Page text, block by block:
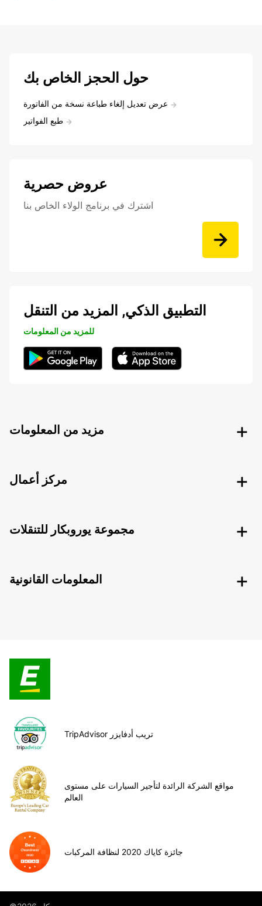
حول الحجز الخاص بك
عرض تعديل إلغاء طباعة نسخة من الفاتورة
طبع الفواتير
عروض حصرية
اشترك في برنامج الولاء الخاص بنا
التطبيق الذكي, المزيد من التنقل
للمزيد من المعلومات
مزيد من المعلومات
مركز أعمال
مجموعة يوروبكار للتنقلات
المعلومات القانونية
TripAdvisor تريب أدفايزر
مواقع الشركة الرائدة لتأجير السيارات على مستوى
العالم
جائزة كاياك 2020 لنظافة المركبات